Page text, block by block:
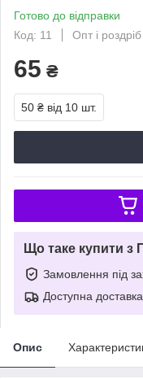
Готово до відправки
Код: 11
Опт і роздріб
65 ₴
50 ₴ від 10 шт.
Що таке купити з
Замовлення під
Доступна доставка
Опис